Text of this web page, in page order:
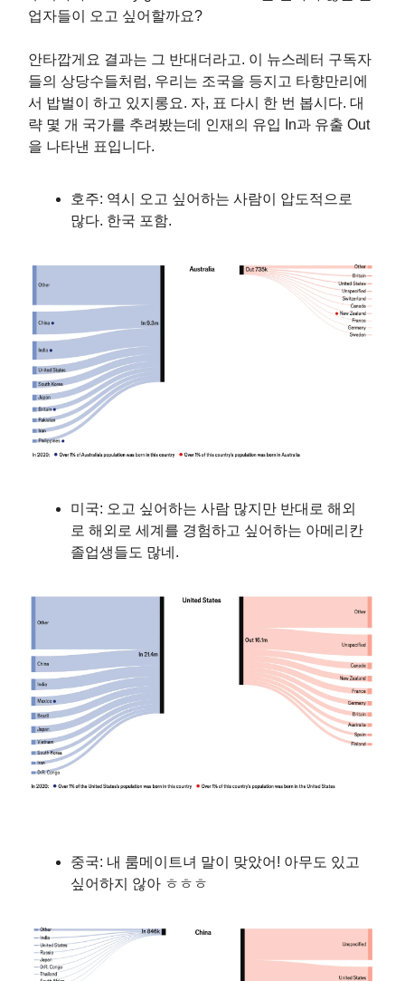
업자들이 오고 싶어할까요?
안타깝게요 결과는 그 반대더라고. 이 뉴스레터 구독자
들의 상당수들처럼, 우리는 조국을 등지고 타향만리에
서 밥벌이 하고 있지롱요. 자, 표 다시 한 번 봅시다. 대
략 몇 개 국가를 추려봤는데 인재의 유입 In과 유출 Out
을 나타낸 표입니다.
호주: 역시 오고 싶어하는 사람이 압도적으로
많다. 한국 포함.
미국: 오고 싶어하는 사람 많지만 반대로 해외
로 해외로 세계를 경험하고 싶어하는 아메리칸
졸업생들도 많네.
중국: 내 룸메이트녀 말이 맞았어! 아무도 있고
싶어하지 않아 ㅎㅎㅎ